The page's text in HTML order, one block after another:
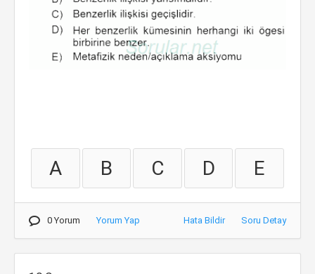
A B C D E
0 Yorum Yorum Yap Hata Bildir Soru Detay